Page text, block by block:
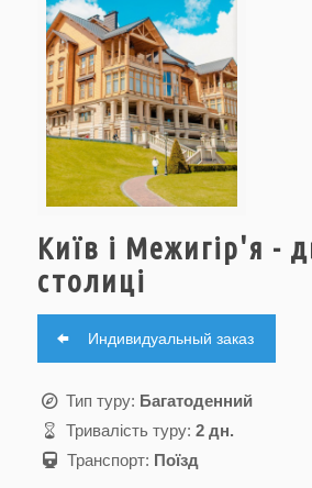
Київ і Межигір'я -
столиці
Индивидуальный заказ
Тип туру: Багатоденний
Тривалість туру: 2 дн.
Транспорт: Поїзд